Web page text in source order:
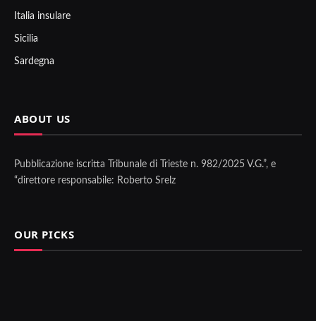
Italia insulare
Sicilia
Sardegna
ABOUT US
Pubblicazione iscritta Tribunale di Trieste n. 982/2025 V.G.”, e
“direttore responsabile: Roberto Srelz
OUR PICKS